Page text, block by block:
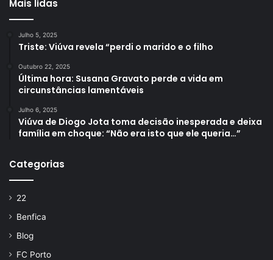
Mais lidas
Julho 5, 2025
Triste: Viúva revela “perdi o marido e o filho
Outubro 22, 2025
Última hora: Susana Gravato perde a vida em
circunstâncias lamentáveis
Julho 6, 2025
Viúva de Diogo Jota toma decisão inesperada e deixa
família em choque: “Não era isto que ele queria…”
Categorias
22
Benfica
Blog
FC Porto